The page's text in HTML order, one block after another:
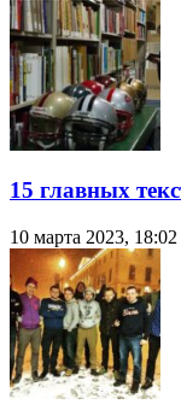
15 главных
10 марта 2023, 18:02